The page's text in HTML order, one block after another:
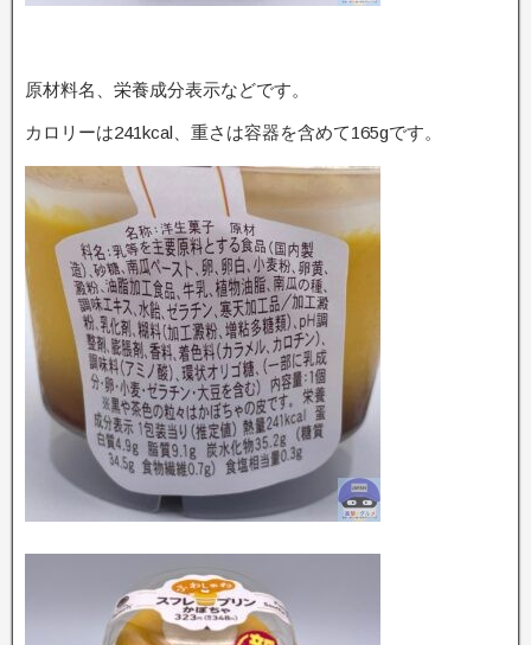
原材料名、栄養成分表示などです。
カロリーは241kcal、重さは容器を含めて165gです。